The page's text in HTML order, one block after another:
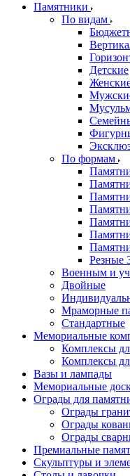
Памятники
По видам
Детские
По формам
Резные
Военным и
Двойные
Мраморные
Стандартные
Мемориальные
Комплексы
Комплексы
Вазы и лампады
Мемориальные
Ограды для
Ограды
Ограды
Ограды
Премиальные
Скульптуры и